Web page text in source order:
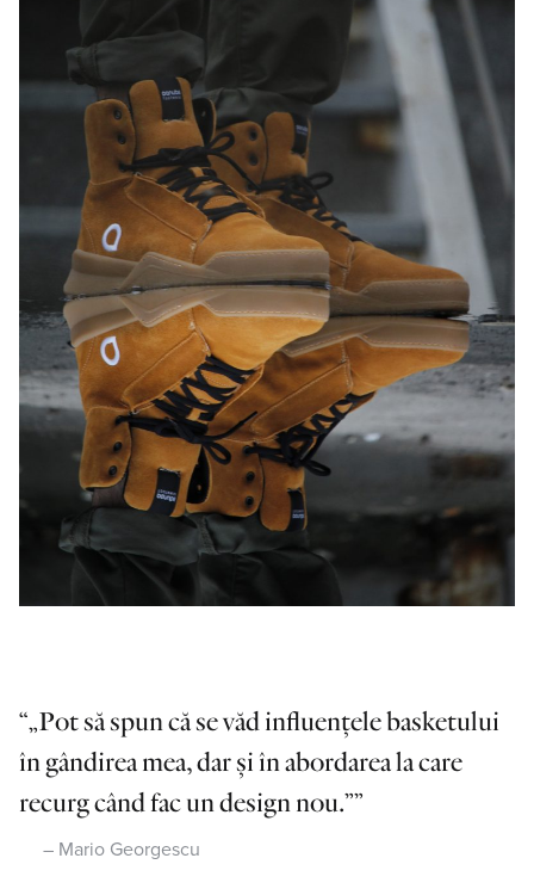
„Pot să spun că se văd influențele basketului
în gândirea mea, dar și în abordarea la care
recurg când fac un design nou.”
Mario Georgescu